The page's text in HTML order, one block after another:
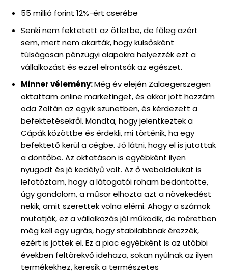
55 millió forint 12%-ért cserébe
Senki nem fektetett az ötletbe, de főleg azért
sem, mert nem akarták, hogy külsősként
túlságosan pénzügyi alapokra helyezzék ezt a
vállalkozást és ezzel elrontsák az egészet.
Minner vélemény:Még év elején Zalaegerszegen
oktattam online marketinget, és akkor jött hozzám
oda Zoltán az egyik szünetben, és kérdezett a
befektetésekről. Mondta, hogy jelentkeztek a
Cápák közöttbe és érdekli, mi történik, ha egy
befektető kerül a cégbe. Jó látni, hogy el is jutottak
a döntőbe. Az oktatáson is egyébként ilyen
nyugodt és jó kedélyű volt. Az ő weboldalukat is
lefotóztam, hogy a látogatói roham bedöntötte,
úgy gondolom, a műsor elhozta azt a növekedést
nekik, amit szerettek volna elérni. Ahogy a számok
mutatják, ez a vállalkozás jól működik, de méretben
még kell egy ugrás, hogy stabilabbnak érezzék,
ezért is jöttek el. Ez a piac egyébként is az utóbbi
években feltörekvő idehaza, sokan nyúlnak az ilyen
termékekhez, keresik a természetes